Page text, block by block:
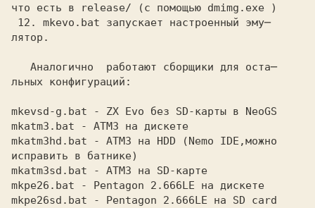
что есть в release/ (с помощью dmimg.exe )
12.
mkevo.bat запускает настроенный эму─
лятор.
mkevsd-g.bat - ZX Evo без SD-карты в NeoGS
mkatm3.bat - ATM3 на дискете
mkatm3hd.bat - ATM3 на HDD (Nemo IDE,можно
исправить в батнике)
mkatm3sd.bat - ATM3 на SD-карте
mkpe26.bat - Pentagon 2.666LE на дискете
mkpe26sd.bat - Pentagon 2.666LE на SD card